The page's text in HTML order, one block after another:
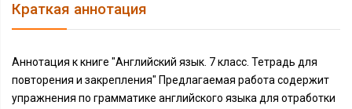
Краткая аннотация
Аннотация к книге "Английский язык. 7 класс. Тетрадь для
повторения и закрепления" Предлагаемая работа содержит
упражнения по грамматике английского языка для отработки